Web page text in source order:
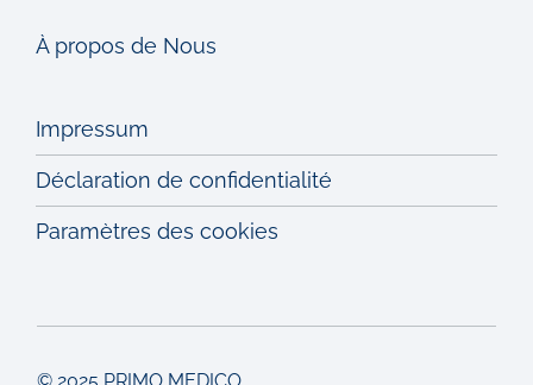
À propos de Nous
Impressum
Déclaration de confidentialité
Paramètres des cookies